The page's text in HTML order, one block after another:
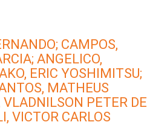
CAMPOS,
ANGELICO,
ERIC YOSHIMITSU;
MATHEUS
VLADNILSON PETER DE
VICTOR CARLOS